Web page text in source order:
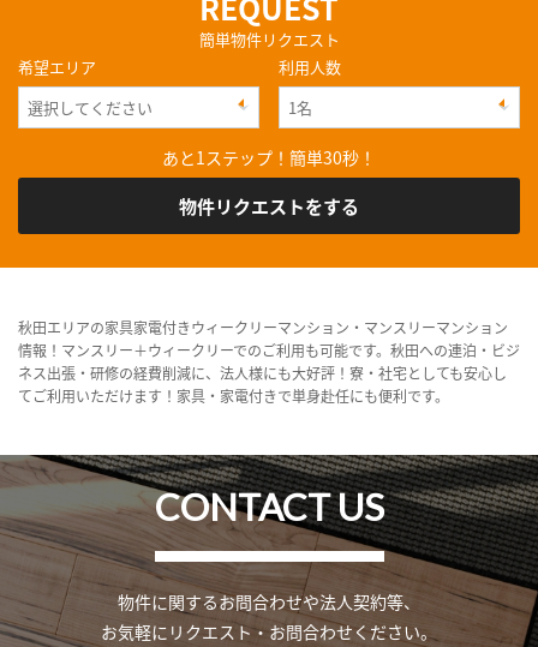
簡単物件リクエスト
希望エリア
利用人数
あと1ステップ！簡単30秒！
物件リクエストをする
秋田エリアの家具家電付きウィークリーマンション・マンスリーマンション
情報！マンスリー＋ウィークリーでのご利用も可能です。秋田への連泊・ビジ
ネス出張・研修の経費削減に、法人様にも大好評！寮・社宅としても安心し
てご利用いただけます！家具・家電付きで単身赴任にも便利です。
CONTACT US
物件に関するお問合わせや法人契約等、
お気軽にリクエスト・お問合わせください。